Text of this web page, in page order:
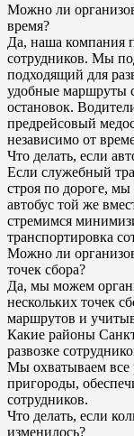
Можно ли
время?
Да, наша компания
сотрудников. Мы
подходящий для
удобные маршруты
остановок.
предрейсовый
независимо от
Что делать, если
Если служебный
строя по дороге,
автобус той же
стремимся
транспортировка
Можно ли
точек сбора?
Да, мы можем
нескольких точек
маршрутов и
Какие районы
развозке
Мы охватываем все
пригороды,
сотрудников.
Что делать, если
изменилось?